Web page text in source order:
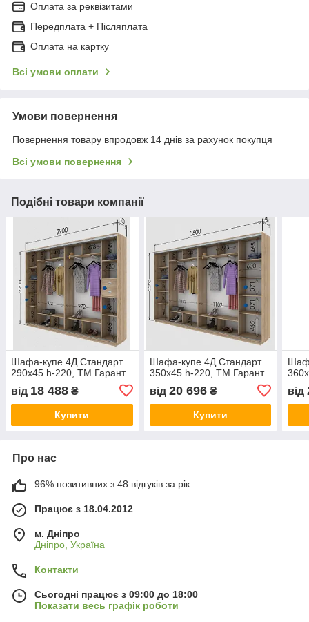
Оплата за реквізитами
Передплата + Післяплата
Оплата на картку
Всі умови оплати
Умови повернення
Повернення товару впродовж 14 днів за рахунок покупця
Всі умови повернення
Подібні товари компанії
Шафа-купе 4Д Стандарт
290х45 h-220, ТМ Гарант
від 18 488 ₴
Купити
Шафа-купе 4Д Стандарт
350х45 h-220, ТМ Гарант
від 20 696₴
Купити
від
Про нас
96% позитивних з 48 відгуків за рік
Працює з 18.04.2012
м. Дніпро
Дніпро, Україна
Контакти
Сьогодні працює з 09:00 до 18:00
Показати весь графік роботи